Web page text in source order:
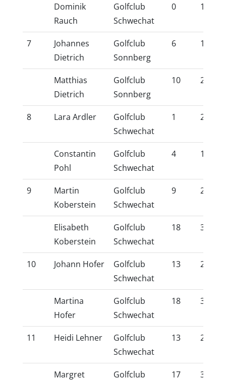
Dominik
Rauch
Golfclub
Schwechat
0 1,9
7
Johannes
Dietrich
Golfclub
Sonnberg
6 15,8
Matthias
Dietrich
Golfclub
Sonnberg
10 23,8
8 Lara Ardler
Golfclub
Schwechat
1 2,4
Constantin
Pohl
Golfclub
Schwechat
4 11,9
9
Martin
Koberstein
Golfclub
Schwechat
9 20,7
Elisabeth
Koberstein
Golfclub
Schwechat
18 39,1
10 Johann Hofer
Golfclub
Schwechat
13 29,5
Martina
Hofer
Golfclub
Schwechat
18 39,7
11 Heidi Lehner
Golfclub
Schwechat
13 29,4
Margret
Golfclub
17 37,3